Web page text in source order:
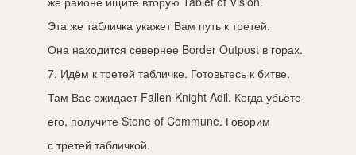
Эта же табличка укажет Вам путь к третей.
Она находится севернее Border Outpost в горах.
7. Идём к третей табличке. Готовьтесь к битве.
Там Вас ожидает Fallen Knight Adil. Когда убьёте
его, получите Stone of Commune. Говорим
с третей табличкой.